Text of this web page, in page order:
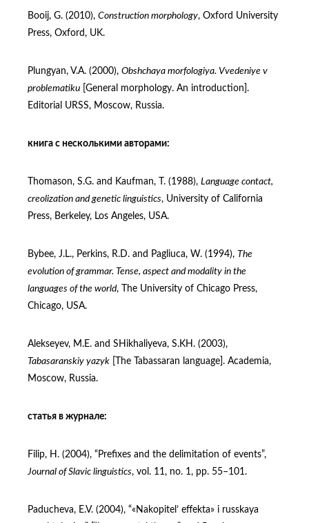
Booij, G. (2010), Construction morphology, Oxford University
Press, Oxford, UK.
Plungyan, V.A. (2000), Obshchaya morfologiya. Vvedeniye v
problematiku [General morphology. An introduction].
Editorial URSS, Moscow, Russia.
книга с несколькими авторами:
Thomason, S.G. and Kaufman, T. (1988), Language contact,
creolization and genetic linguistics, University of California
Press, Berkeley, Los Angeles, USA.
Bybee, J.L., Perkins, R.D. and Pagliuca, W. (1994), The
evolution of grammar. Tense, aspect and modality in the
languages of the world, The University of Chicago Press,
Chicago, USA.
Alekseyev, M.E. and SHikhaliyeva, S.KH. (2003),
Tabasaranskiy yazyk [The Tabassaran language]. Academia,
Moscow, Russia.
статья в журнале:
Filip, H. (2004), “Prefixes and the delimitation of events”,
Journal of Slavic linguistics, vol. 11, no. 1, pp. 55–101.
Paducheva, E.V. (2004), “«Nakopitel’ effekta» i russkaya